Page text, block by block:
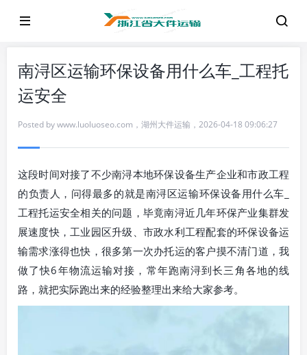
南浔区运输环保设备用什么车_工程托
运安全
Posted bywww.luoluoseo.com ， 湖州大件运输 ， 2026-04-18 09:06:27
这段时间对接了不少南浔本地环保设备生产企业和市政工程
的负责人，问得最多的就是南浔区运输环保设备用什么车_
工程托运安全相关的问题，毕竟南浔近几年环保产业集群发
展速度快，工业园区升级、市政水利工程配套的环保设备运
输需求涨得也快，很多第一次办托运的客户摸不清门道，我
做了快6年物流运输对接，常年跑南浔到长三角各地的线
路，就把实际跑出来的经验整理出来给大家参考。